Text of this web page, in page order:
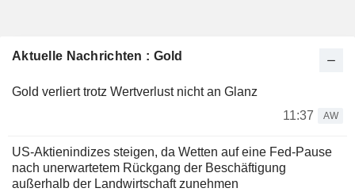
Aktuelle Nachrichten : Gold
Gold verliert trotz Wertverlust nicht an Glanz
11:37
AW
US-Aktienindizes steigen, da Wetten auf eine Fed-Pause
nach unerwartetem Rückgang der Beschäftigung
außerhalb der Landwirtschaft zunehmen